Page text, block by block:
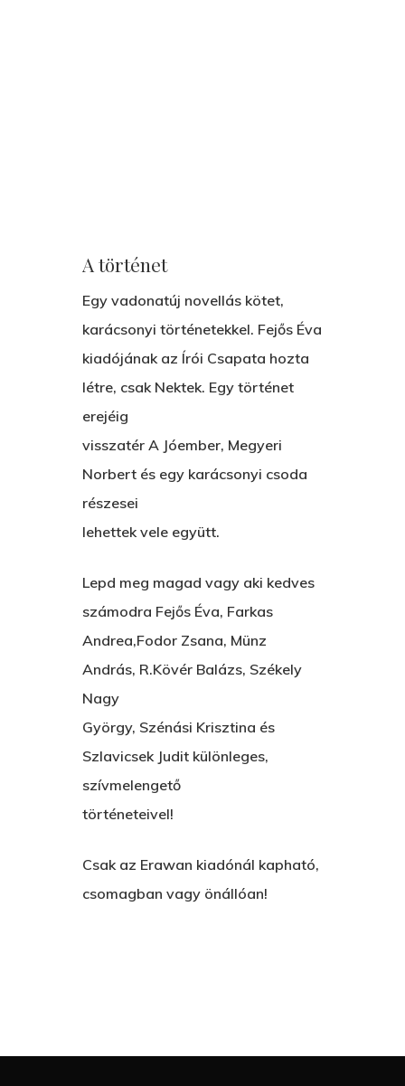
A történet
Egy vadonatúj novellás kötet,
karácsonyi történetekkel. Fejős Éva
kiadójának az Írói Csapata hozta
létre, csak Nektek. Egy történet
erejéig
visszatér A Jóember, Megyeri
Norbert és egy karácsonyi csoda
részesei
lehettek vele együtt.
Lepd meg magad vagy aki kedves
számodra Fejős Éva, Farkas
Andrea,Fodor Zsana, Münz
András, R.Kövér Balázs, Székely
Nagy
György, Szénási Krisztina és
Szlavicsek Judit különleges,
szívmelengető
történeteivel!
Csak az Erawan kiadónál kapható,
csomagban vagy önállóan!